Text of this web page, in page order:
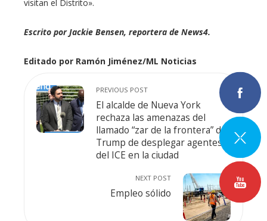
visitan el Distrito».
Escrito por Jackie Bensen, reportera de News4.
Editado por Ramón Jiménez/ML Noticias
PREVIOUS POST
El alcalde de Nueva York
rechaza las amenazas del
llamado “zar de la frontera” de
Trump de desplegar agentes
del ICE en la ciudad
NEXT POST
Empleo sólido